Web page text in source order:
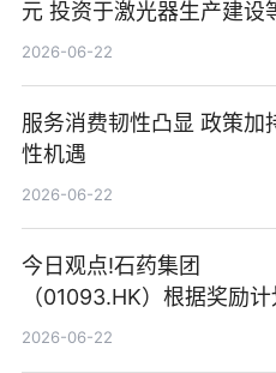
元 投资于激光器生产建设
2026-06-22
服务消费韧性凸显 政策加
性机遇
2026-06-22
今日观点!石药集团
（01093.HK）根据奖励
回580万股
2026-06-22